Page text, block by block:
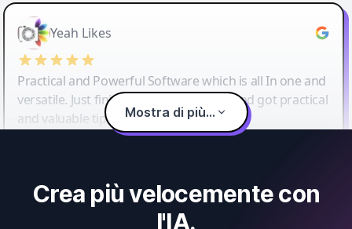
Yeah Likes
Practical and Powerful Software which is all In one and
versatile. Just finished their workshop and got practical
and valuable tips and tricks.
Mostra di più...
Crea più velocemente con
l'IA.